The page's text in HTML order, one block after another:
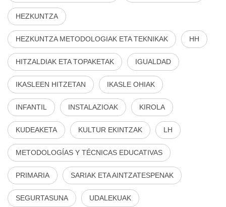
HEZKUNTZA
HEZKUNTZA METODOLOGIAK ETA TEKNIKAK HH
HITZALDIAK ETA TOPAKETAK IGUALDAD
IKASLEEN HITZETAN IKASLE OHIAK
INFANTIL INSTALAZIOAK KIROLA
KUDEAKETA KULTUR EKINTZAK LH
METODOLOGÍAS Y TÉCNICAS EDUCATIVAS
PRIMARIA SARIAK ETA AINTZATESPENAK
SEGURTASUNA UDALEKUAK